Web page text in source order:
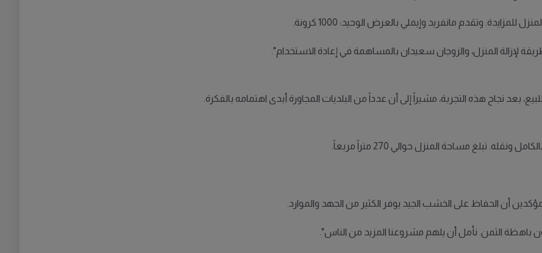
وتقدم مانفريد وإيملي بالعرض الوحيد: 1000 كرونة.
لإزالة المنزل، والزوجان سعيدان بالمساهمة في إعادة الاستخدام".
بعد نجاح هذه التجربة، مشيراً إلى أن عدداً من البلديات المجاورة أبدى اهتمامه بالفكرة.
تبلغ مساحة المنزل حوالي 270 متراً مربعاً.
أن الحفاظ على الخشب الجيد يوفر الكثير من الجهد والموارد.
باهظة الثمن. نأمل أن يلهم مشروعنا المزيد من الناس".